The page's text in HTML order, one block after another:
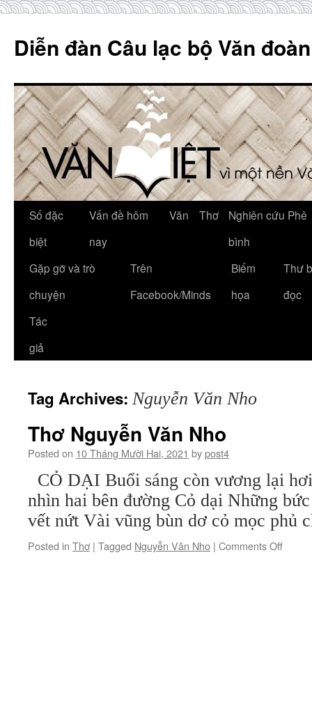
content
Diễn đàn Câu lạc bộ Văn
Số đặc
biệt
Vấn đề hôm
nay
Văn Thơ
Nghiên cứu Phê
bình
Gặp gỡ và trò
chuyện
Trên
Facebook/Minds
Biếm
họa
Thư
đọc
Tác
giả
Tag Archives: Nguyễn Văn Nho
Thơ Nguyễn Văn Nho
Posted on 10 Tháng Mười Hai, 2021 bypost4
CỎ DẠI Buổi sáng còn vương lại
nhìn hai bên đường Cỏ dại Những
vết nứt Vài vũng bùn dơ cỏ mọc phủ
Posted in Thơ | Tagged Nguyễn Văn Nho | Comments Offon